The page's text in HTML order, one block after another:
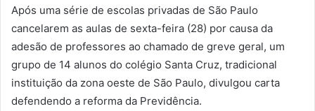
Após uma série de escolas privadas de São Paulo
cancelarem as aulas de sexta-feira (28) por causa da
adesão de professores ao chamado de greve geral, um
grupo de 14 alunos do colégio Santa Cruz, tradicional
instituição da zona oeste de São Paulo, divulgou carta
defendendo a reforma da Previdência.